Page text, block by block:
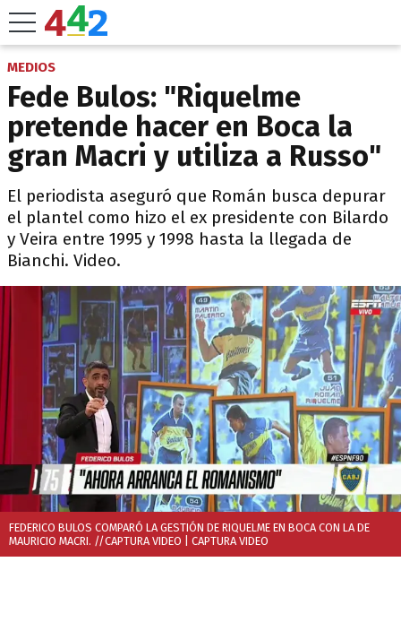
MEDIOS
Fede Bulos: "Riquelme
pretende hacer en Boca la
gran Macri y utiliza a Russo"
El periodista aseguró que Román busca depurar
el plantel como hizo el ex presidente con Bilardo
y Veira entre 1995 y 1998 hasta la llegada de
Bianchi. Video.
FEDERICO BULOS COMPARÓ LA GESTIÓN DE RIQUELME EN BOCA CON LA DE
MAURICIO MACRI. //CAPTURA VIDEO | CAPTURA VIDEO